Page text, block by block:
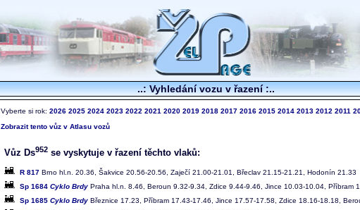
..: Vyhledání vozu v řazení :..
Vyberte si rok: 2026 2025 2024 2023 2022 2021 2020 2019 2018 2017 2016 2015 2014 2013 2012 2011
Zobrazit tento vůz v Atlasu vozů
Vůz Ds952 se vyskytuje v řazení těchto vlaků:
R 817 Brno hl.n. 20.36, Šakvice 20.56-20.56, Zaječí 21.00-21.01, Břeclav 21.15-21.21, Hodonín 21.33
Sp 1684 Cyklo Brdy Praha hl.n. 8.46, Beroun 9.32-9.34, Zdice 9.44-9.46, Jince 10.03-10.04, Příbram
Sp 1685 Cyklo Brdy Březnice 17.23, Příbram 17.43-17.46, Jince 17.57-17.58, Zdice 18.16-18.18,